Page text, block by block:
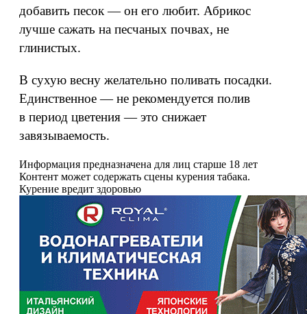
добавить песок — он его любит. Абрикос
лучше сажать на песчаных почвах, не
глинистых.
В сухую весну желательно поливать посадки.
Единственное — не рекомендуется полив
в период цветения — это снижает
завязываемость.
Информация предназначена для лиц старше 18 лет
Контент может содержать сцены курения табака.
Курение вредит здоровью